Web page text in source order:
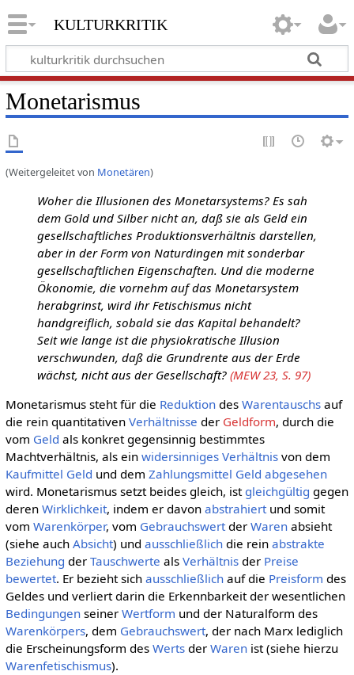
kulturkritik
Monetarismus
(Weitergeleitet von Monetären)
Woher die Illusionen des Monetarsystems? Es sah
dem Gold und Silber nicht an, daß sie als Geld ein
gesellschaftliches Produktionsverhältnis darstellen,
aber in der Form von Naturdingen mit sonderbar
gesellschaftlichen Eigenschaften. Und die moderne
Ökonomie, die vornehm auf das Monetarsystem
herabgrinst, wird ihr Fetischismus nicht
handgreiflich, sobald sie das Kapital behandelt?
Seit wie lange ist die physiokratische Illusion
verschwunden, daß die Grundrente aus der Erde
wächst, nicht aus der Gesellschaft? (MEW 23, S. 97)
Monetarismus steht für die Reduktiondes Warentauschsauf
die rein quantitativen Verhältnisse der Geldform, durch die
vom Geld als konkret gegensinnig bestimmtes
Machtverhältnis, als ein widersinniges Verhältnisvon dem
Kaufmittel Geld und dem Zahlungsmittel Geld abgesehen
wird. Monetarismus setzt beides gleich, ist gleichgültig gegen
deren Wirklichkeit, indem er davon abstrahiertund somit
vom Warenkörper, vom Gebrauchswertder Warenabsieht
(siehe auch Absicht) und ausschließlichdie rein abstrakte
Beziehung der Tauschwerte als Verhältnisder Preise
bewertet. Er bezieht sich ausschließlichauf die Preisform des
Geldes und verliert darin die Erkennbarkeit der wesentlichen
Bedingungenseiner Wertform und der Naturalform des
Warenkörpers, dem Gebrauchswert, der nach Marx lediglich
die Erscheinungsform des Wertsder Warenist (siehe hierzu
Warenfetischismus).